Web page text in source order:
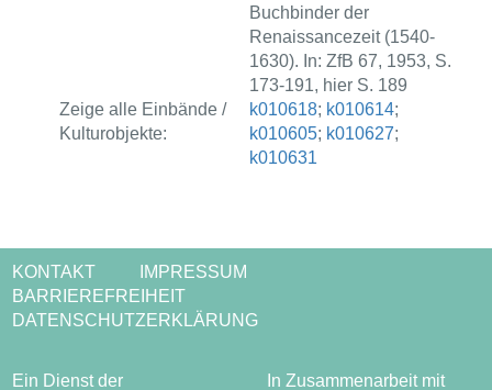
Buchbinder der
Renaissancezeit (1540-
1630). In: ZfB 67, 1953, S.
173-191, hier S. 189
Zeige alle Einbände /
Kulturobjekte:
k010618; k010614;
k010605; k010627;
k010631
KONTAKT
IMPRESSUM
BARRIEREFREIHEIT
DATENSCHUTZERKLÄRUNG
Ein Dienst der In Zusammenarbeit mit